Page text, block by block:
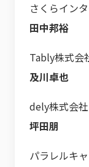
さくらイン
田中邦裕
Tably株式会
及川卓也
dely株式会
坪田朋
パラレルキ